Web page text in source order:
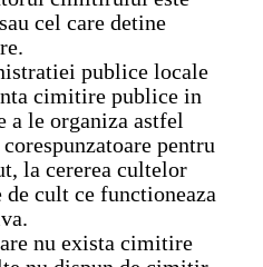
cel care detine
publice locale
cimitire publice in
a le organiza astfel
pentru
la cererea cultelor
cult ce functioneaza
nu exista cimitire